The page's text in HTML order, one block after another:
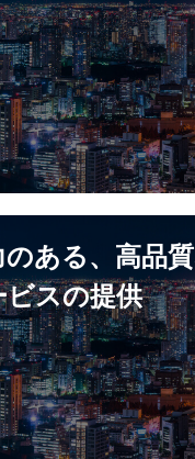
ある、高品
ビスの提供